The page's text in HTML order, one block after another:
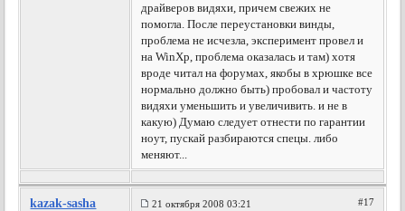
драйверов видяхи, причем свежих не
помогла. После переустановки винды,
проблема не исчезла, эксперимент провел и
на WinXp, проблема оказалась и там) хотя
вроде читал на форумах, якобы в хрюшке все
нормально должно быть) пробовал и частоту
видяхи уменьшить и увеличивить. и не в
какую) Думаю следует отнести по гарантии
ноут, пускай разбираются спецы. либо
меняют...
kazak-sasha 21 октября 2008 03:21 #17